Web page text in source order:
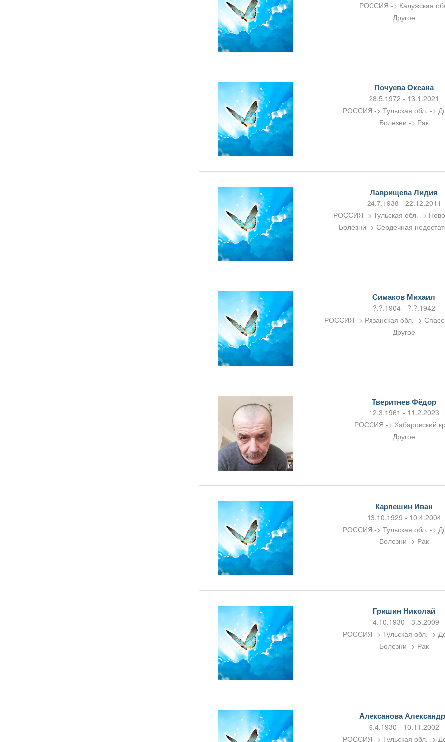
РОССИЯ -> Калужская
Другое
Почуева Оксана
28.5.1972 - 13.1.2021
РОССИЯ -> Тульская обл. ->
Болезни -> Рак
Лаврищева Лидия
24.7.1938 - 22.12.2011
РОССИЯ -> Тульская обл. ->
Болезни -> Сердечная
Симаков Михаил
?.?.1904 - ?.?.1942
РОССИЯ -> Рязанская обл. ->
Другое
Тверитнев Фёдор
12.3.1961 - 11.2.2023
РОССИЯ -> Хабаровский
Другое
Карпешин Иван
13.10.1929 - 10.4.2004
РОССИЯ -> Тульская обл. ->
Болезни -> Рак
Гришин Николай
14.10.1930 - 3.5.2009
РОССИЯ -> Тульская обл. ->
Болезни -> Рак
Алексанова
6.4.1930 - 10.11.2002
РОССИЯ -> Тульская обл. ->